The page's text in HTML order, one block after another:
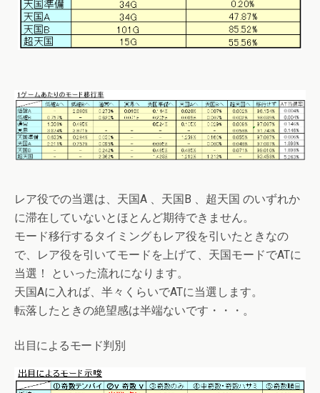
レア役での当選は、天国A 、天国B 、超天国 のいずれか
に滞在していないとほとんど期待できません。
モード移行するタイミングもレア役を引いたときなの
で、レア役を引いてモードを上げて、天国モードでATに
当選！ といった流れになります。
天国Aに入れば、半々くらいでATに当選します。
転落したときの絶望感は半端ないです・・・。
出目によるモード判別